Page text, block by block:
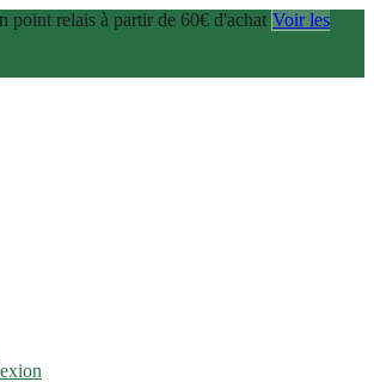
point relais à partir de 60€ d'achat Voir les